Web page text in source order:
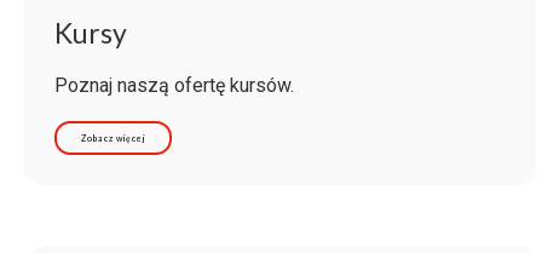
Kursy
Poznaj naszą ofertę kursów.
Zobacz więcej